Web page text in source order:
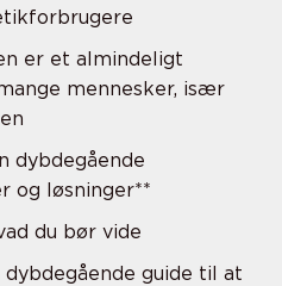
er et almindeligt
mennesker, især
dybdegående
og løsninger**
du bør vide
guide til at